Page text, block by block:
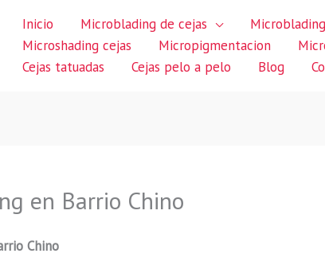
Inicio Microblading de cejas
Microshading cejas
Micropigmentacion
Cejas tatuadas
Cejas pelo a pelo Blog
en Barrio Chino
Chino